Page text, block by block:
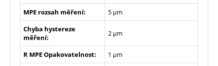
MPE rozsah měření:
5 µm
Chyba hystereze
měření:
2 µm
R MPE Opakovatelnost:
1 µm